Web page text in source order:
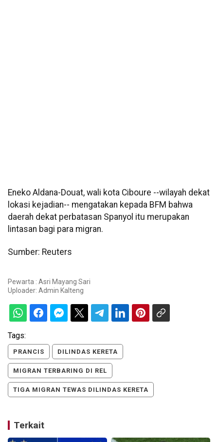
Eneko Aldana-Douat, wali kota Ciboure --wilayah dekat
lokasi kejadian-- mengatakan kepada BFM bahwa
daerah dekat perbatasan Spanyol itu merupakan
lintasan bagi para migran.
Sumber: Reuters
Pewarta : Asri Mayang Sari
Uploader: Admin Kalteng
Tags:
PRANCIS DILINDAS KERETA
MIGRAN TERBARING DI REL
TIGA MIGRAN TEWAS DILINDAS KERETA
Terkait